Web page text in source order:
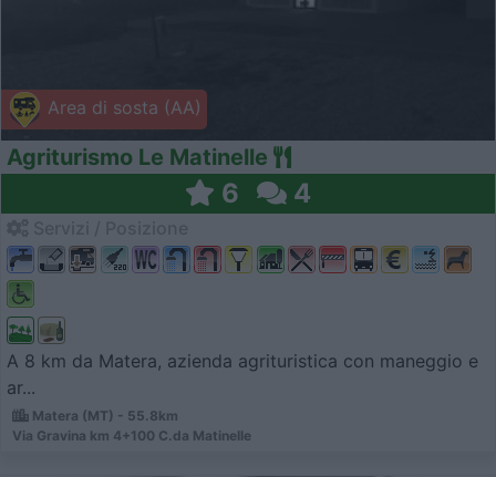
Area di sosta (AA)
Agriturismo Le Matinelle
6 4
A 8 km da Matera, azienda agrituristica con maneggio e
ar...
Matera (MT) - 55.8km
Via Gravina km 4+100 C.da Matinelle